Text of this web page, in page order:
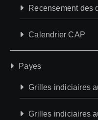
Recensement des
Calendrier CAP
Payes
Grilles indiciaires
Grilles indiciaires